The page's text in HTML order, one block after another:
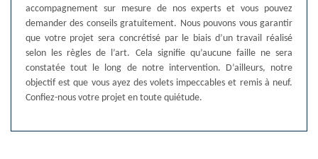
accompagnement sur mesure de nos experts et vous pouvez
demander des conseils gratuitement. Nous pouvons vous garantir
que votre projet sera concrétisé par le biais d’un travail réalisé
selon les règles de l’art. Cela signifie qu’aucune faille ne sera
constatée tout le long de notre intervention. D’ailleurs, notre
objectif est que vous ayez des volets impeccables et remis à neuf.
Confiez-nous votre projet en toute quiétude.